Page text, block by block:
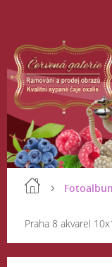
Praha 8 akvarel